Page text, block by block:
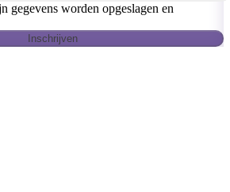
gegevens worden opgeslagen en
Inschrijven